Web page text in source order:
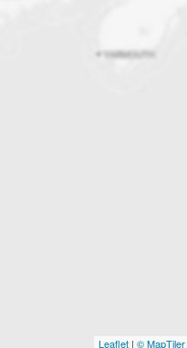
Leaflet | © MapTiler